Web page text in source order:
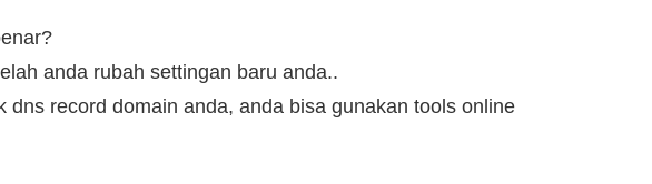
anda rubah settingan baru anda..
record domain anda, anda bisa gunakan tools online